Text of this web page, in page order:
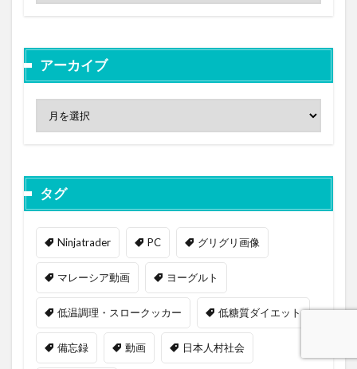
アーカイブ
タグ
Ninjatrader PC グリグリ画像
マレーシア動画 ヨーグルト
低温調理・スロークッカー 低糖質ダイエット
備忘録 動画 日本人村社会